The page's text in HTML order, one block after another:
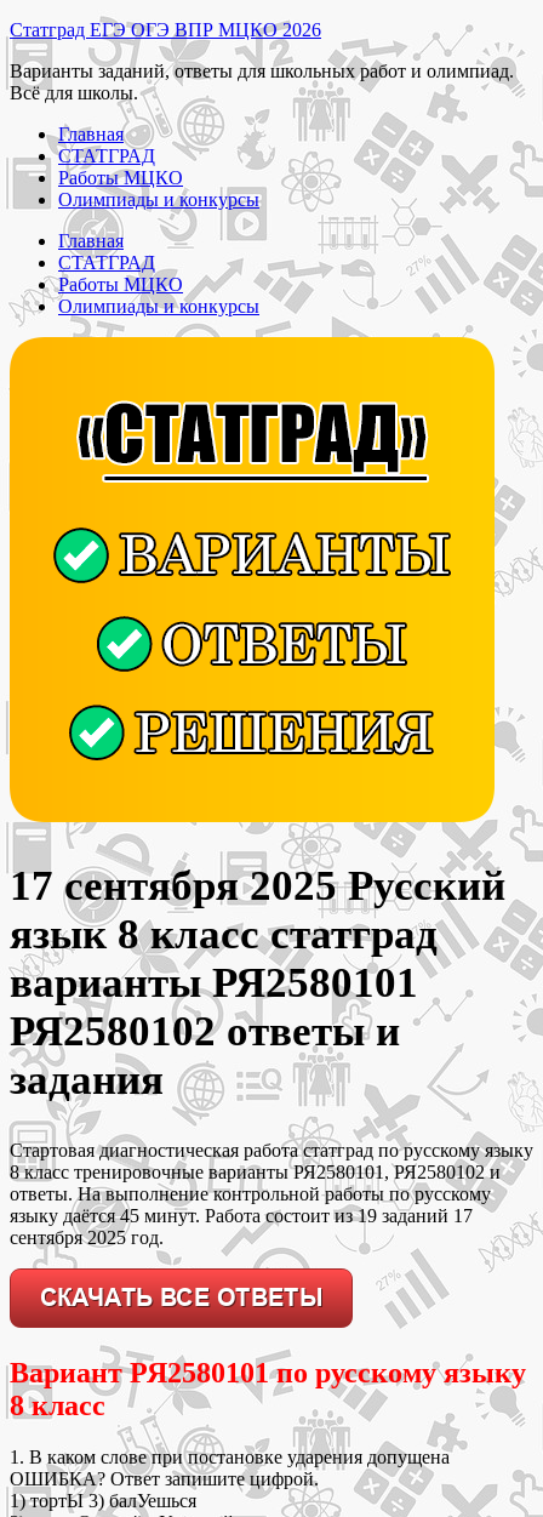
Перейти
к
содержимому
Статград ЕГЭ ОГЭ ВПР МЦКО 2026
Варианты заданий, ответы для школьных работ и олимпиад.
Всё для школы.
Главная
СТАТГРАД
Работы МЦКО
Олимпиады и конкурсы
Главная
СТАТГРАД
Работы МЦКО
Олимпиады и конкурсы
17 сентября 2025 Русский
язык 8 класс статград
варианты РЯ2580101
РЯ2580102 ответы и
задания
Стартовая диагностическая работа статград по русскому языку
8 класс тренировочные варианты РЯ2580101, РЯ2580102 и
ответы. На выполнение контрольной работы по русскому
языку даётся 45 минут. Работа состоит из 19 заданий 17
сентября 2025 год.
Вариант РЯ2580101 по русскому языку
8 класс
1. В каком слове при постановке ударения допущена
ОШИБКА? Ответ запишите цифрой.
1) тортЫ 3) балУешься